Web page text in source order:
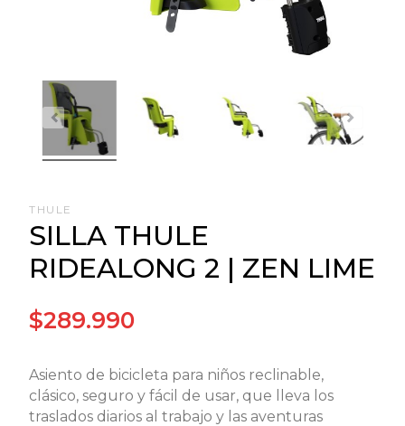
THULE
SILLA THULE
RIDEALONG 2 | ZEN LIME
$289.990
Asiento de bicicleta para niños reclinable,
clásico, seguro y fácil de usar, que lleva los
traslados diarios al trabajo y las aventuras